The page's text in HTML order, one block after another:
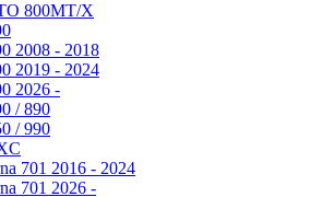
800MT/X
2008 - 2018
2019 - 2024
2026 -
/ 890
/ 990
701 2016 - 2024
701 2026 -